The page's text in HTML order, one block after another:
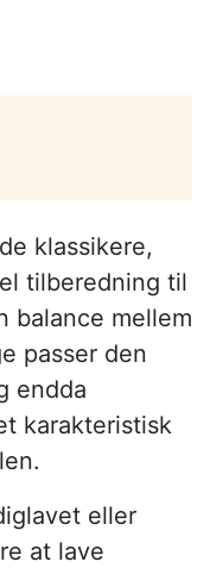
klassikere,
tilberedning til
balance mellem
passer den
endda
karakteristisk
eller
at lave